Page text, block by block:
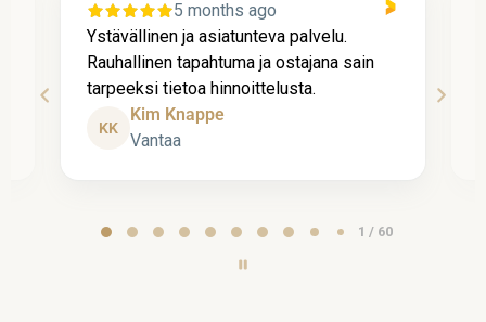
5 months ago
Ystävällinen ja asiatunteva palvelu.
Rauhallinen tapahtuma ja ostajana sain
tarpeeksi tietoa hinnoittelusta.
KK
Kim Knappe
Vantaa
2 / 60